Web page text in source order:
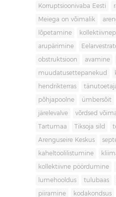
Korruptsioonivaba Eesti
Meiega on võimalik
lõpetamine
arupärimine
obstruktsioon avamine
muudatusettepanekud
hendrikterras
põhjapoolne ümbersõit
järelevalve võrdsed
Tartumaa Tiksoja sild
Arenguseire Keskus
kaheltoolilistumine
kollektiivne pöördumine
lumehooldus tulubaas
piiramine kodakondsus